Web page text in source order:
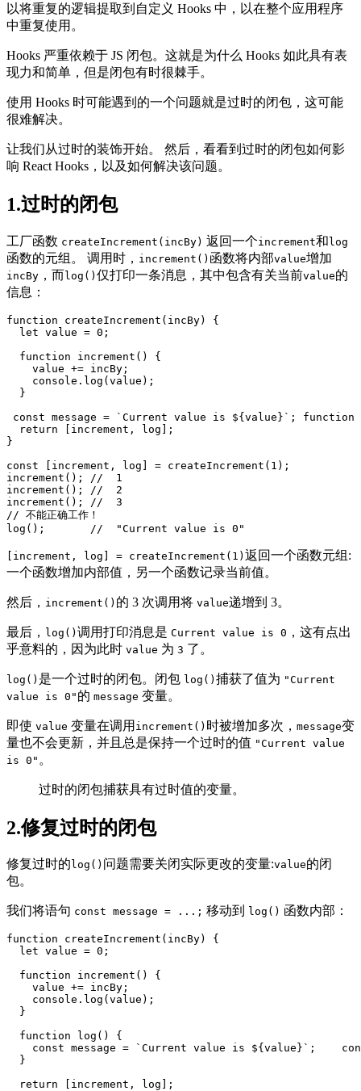
以将重复的逻辑提取到自定义 Hooks 中，以在整个应用程序
中重复使用。
Hooks 严重依赖于 JS 闭包。这就是为什么 Hooks 如此具有表
现力和简单，但是闭包有时很棘手。
使用 Hooks 时可能遇到的一个问题就是过时的闭包，这可能
很难解决。
让我们从过时的装饰开始。 然后，看看到过时的闭包如何影
响 React Hooks，以及如何解决该问题。
1.过时的闭包
工厂函数 createIncrement(incBy) 返回一个increment和log
函数的元组。 调用时， increment() 函数将内部value增加
incBy ，而log() 仅打印一条消息，其中包含有关当前value的
信息：
function createIncrement(incBy) {
  let value = 0;
  function increment() {
    value += incBy;
    console.log(value);
  }
const message = `Current value is ${value}`;
  return [increment, log];
}
const [increment, log] = createIncrement(1);
increment(); //  1
increment(); //  2
increment(); //  3
// 不能正确工作！
log();       //  "Current value is 0"
[increment, log] = createIncrement(1) 返回一个函数元组:
一个函数增加内部值，另一个函数记录当前值。
然后， increment() 的 3 次调用将 value递增到 3。
最后， log() 调用打印消息是 Current value is 0 ，这有点出
乎意料的，因为此时 value 为 3 了。
log() 是一个过时的闭包。闭包 log() 捕获了值为 "Current
value is 0" 的 message 变量。
即使 value 变量在调用 increment() 时被增加多次， message变
量也不会更新，并且总是保持一个过时的值 "Current value
is 0" 。
过时的闭包捕获具有过时值的变量。
2.修复过时的闭包
修复过时的 log() 问题需要关闭实际更改的变量:value的闭
包。
我们将语句 const message = ...; 移动到 log() 函数内部：
function createIncrement(incBy) {
  let value = 0;
  function increment() {
    value += incBy;
    console.log(value);
  }
  function log() {
const message = `Current value is ${value}`;
  }
  return [increment, log];